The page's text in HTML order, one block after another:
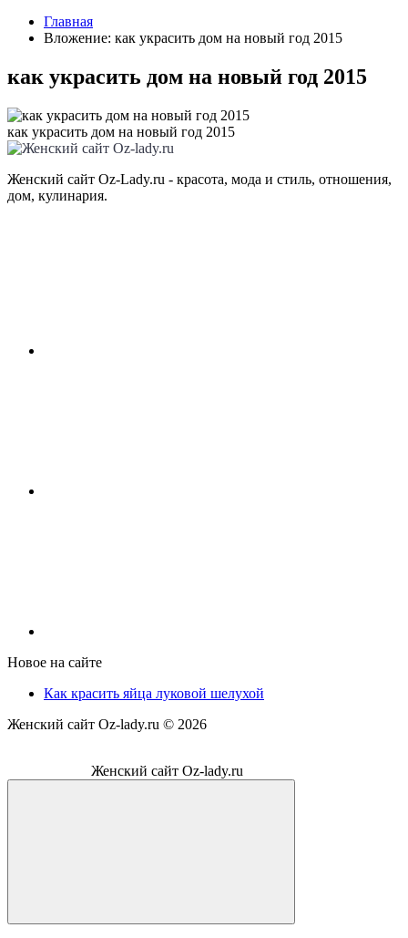
Главная
Вложение: как украсить дом на новый год 2015
как украсить дом на новый год 2015
как украсить дом на новый год 2015
Женский сайт Oz-Lady.ru - красота, мода и стиль, отношения,
дом, кулинария.
Новое на сайте
Как красить яйца луковой шелухой
Женский сайт Oz-lady.ru © 2026
Женский сайт Oz-lady.ru